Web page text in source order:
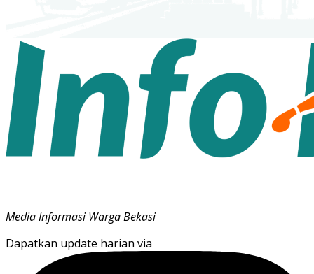
Media Informasi Warga Bekasi
Dapatkan update harian via